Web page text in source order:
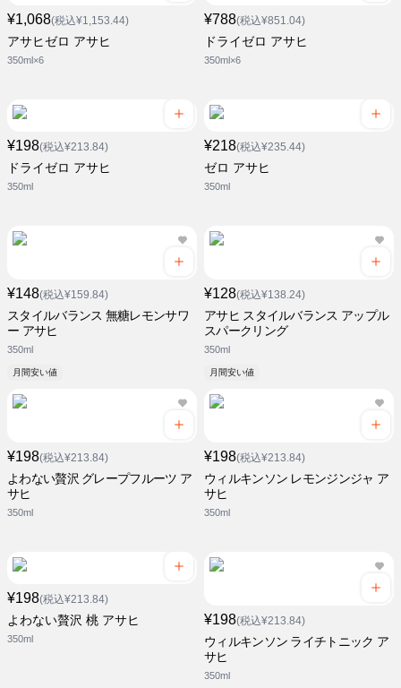
¥1,068(税込¥1,153.44)
アサヒゼロ アサヒ
350ml×6
¥788(税込¥851.04)
ドライゼロ アサヒ
350ml×6
¥198(税込¥213.84)
ドライゼロ アサヒ
350ml
¥218(税込¥235.44)
ゼロ アサヒ
350ml
¥148(税込¥159.84)
スタイルバランス 無糖レモンサワ
ー アサヒ
350ml
月間安い値
¥128(税込¥138.24)
アサヒ スタイルバランス アップル
スパークリング
350ml
月間安い値
¥198(税込¥213.84)
よわない贅沢 グレープフルーツ ア
サヒ
350ml
¥198(税込¥213.84)
ウィルキンソン レモンジンジャ ア
サヒ
350ml
¥198(税込¥213.84)
よわない贅沢 桃 アサヒ
350ml
¥198(税込¥213.84)
ウィルキンソン ライチトニック ア
サヒ
350ml